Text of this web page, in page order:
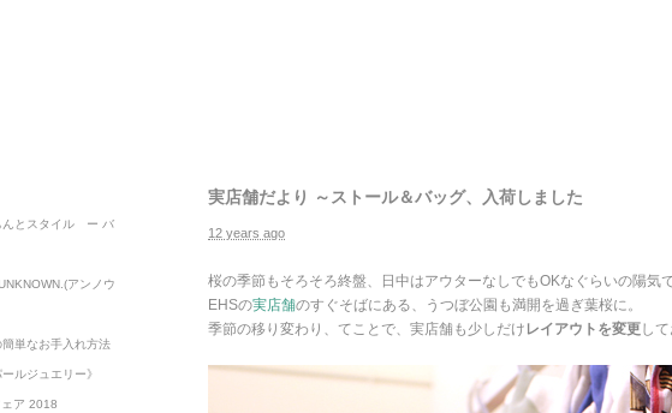
実店舗だより ～ストール＆バッグ、入荷しました
12 years ago
桜の季節もそろそろ終盤、日中はアウターなしでもOKなぐらいの陽気で
EHSの実店舗のすぐそばにある、うつぼ公園も満開を過ぎ葉桜に。
季節の移り変わり、てことで、実店舗も少しだけ レイアウトを変更して
んとスタイル ー バ
アンノウ
単なお手入れ方法
ルジュエリー》
ア 2018